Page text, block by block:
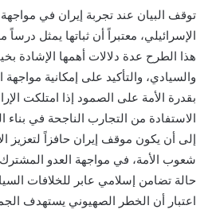
توقف البيان عند تجربة إيران في
الإسرائيلي، معتبراً أن ثباتها يمثل درساً
هذا الطرح عدة دلالات أهمها الإشادة
والسيادي، والتأكيد على إمكانية مواجهة
بقدرة الأمة على الصمود إذا امتلكت
الاستفادة من التجارب الناجحة في بناء
إلى أن يكون موقف إيران حافزاً لتعزيز
شعوب الأمة، في مواجهة العدو
حالة تضامن إسلامي عابر للخلافات
اعتبار أن الخطر الصهيوني يستهدف